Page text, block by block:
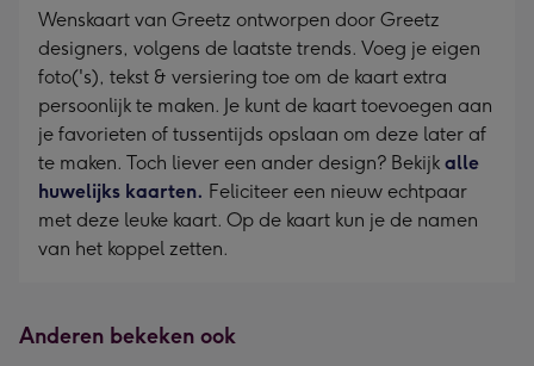
Wenskaart van Greetz ontworpen door Greetz
designers, volgens de laatste trends. Voeg je eigen
foto('s), tekst & versiering toe om de kaart extra
persoonlijk te maken. Je kunt de kaart toevoegen aan
je favorieten of tussentijds opslaan om deze later af
te maken. Toch liever een ander design? Bekijk alle
huwelijks kaarten. Feliciteer een nieuw echtpaar
met deze leuke kaart. Op de kaart kun je de namen
van het koppel zetten.
Anderen bekeken ook